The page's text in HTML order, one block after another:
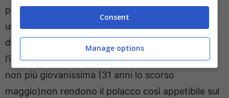
potrebbe essere ceduto e rappresentare anche
una plusvalenza per il club: secondo La Gazzetta
dello Sport,
è lui uno dei più in bilico
l’ingaggio pesante (4,5 milioni) e l’età comunque
non più giovanissima (31 anni lo scorso
maggio)non rendono il polacco così appetibile sul
Consent
Manage options